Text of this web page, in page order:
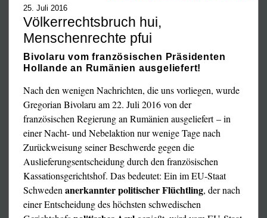
Gesichts. Sie sagten mir geradeheraus, daß ich mein Auge
verlieren werde. Mein Auge wird entfernt werden, da es
schmerzt, wenn es sich bewegt.«
unversöhnlichen Feinden der Volksbewegung ausgeliefert.
Als Quittung dafür, daß keine einzige Gelbweste vor und
im Gerichtssaal zu sehen war, erging ein niederträchtiges
Willkürurteil. Insofern ist der Prozeß ein Lehrstück: daß
sich Illusionen nicht lohnen, daß das Einknicken vor der
Staatsgewalt deren Brutalität erst richtig anstachelt, daß
schließlich der einzig wirksame Schutz gegen Willkür und
Kriminalisierung in der Herstellung von Öffentlichkeit
besteht. Insofern ist die nachfolgende atmosphärische
Schilderung von unverächtlichem Wert für gegenwärtige
und zukünftige Protestbewegungen der Besitzlosen.
Peter Priskil
25. Juli 2016
Völkerrechtsbruch hui,
Menschenrechte pfui
Bivolaru vom französischen Präsidenten
Hollande an Rumänien ausgeliefert!
Nach den wenigen Nachrichten, die uns vorliegen, wurde
Gregorian Bivolaru am 22. Juli 2016 von der
französischen Regierung an Rumänien ausgeliefert – in
einer Nacht- und Nebelaktion nur wenige Tage nach
Zurückweisung seiner Beschwerde gegen die
Auslieferungsentscheidung durch den französischen
Kassationsgerichtshof. Das bedeutet: Ein im EU-Staat
Schwedenanerkannter politischer Flüchtling, der nach
einer Entscheidung des höchsten schwedischen